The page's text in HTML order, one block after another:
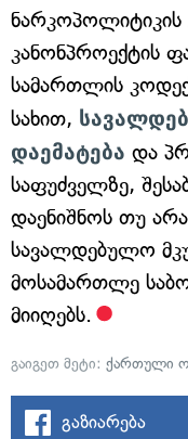
ნარკოპოლიტიკის
კანონპროექტის
სამართლის
სახით,
დაემატება და
საფუძველზე,
დაენიშნოს თუ
სავალდებულო
მოსამართლე
მიიღებს.
გაიგეთ მეტი: ქართული
გაზიარება